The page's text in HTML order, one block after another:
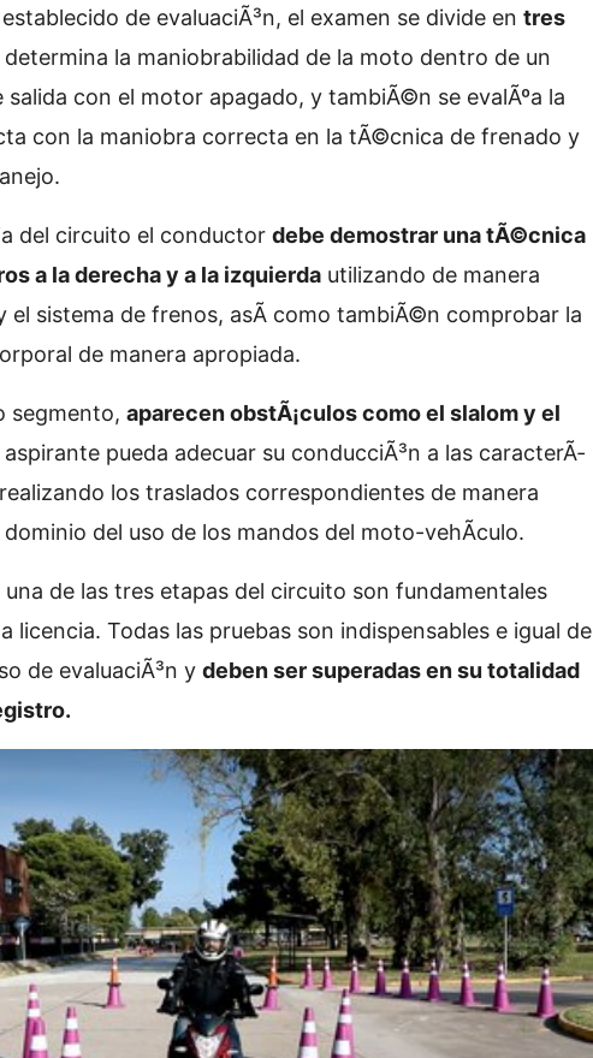
de evaluaciÃ³n, el examen se divide en tres
determina la maniobrabilidad de la moto dentro de un
salida con el motor apagado, y tambiÃ©n se evalÃºa la
con la maniobra correcta en la tÃ©cnica de frenado y
del circuito el conductor debe demostrar una tÃ©cnica
a la derecha y a la izquierda utilizando de manera
el sistema de frenos, asÃ­ como tambiÃ©n comprobar la
de manera apropiada.
segmento, aparecen obstÃ¡culos como el slalom y el
aspirante pueda adecuar su conducciÃ³n a las caracterÃ­
los traslados correspondientes de manera
del uso de los mandos del moto-vehÃ­culo.
de las tres etapas del circuito son fundamentales
licencia. Todas las pruebas son indispensables e igual de
de evaluaciÃ³n y deben ser superadas en su totalidad